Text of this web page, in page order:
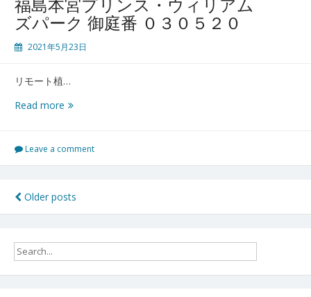
０
５
２
福島本宮プリンス・ウィリアム
ズパーク 御庭番 ０３０５２０
2021年5月23日
リモート植…
Read more 福
宮
プ
ン
ア
Leave a comment
投
稿
ナ
ビ
Older posts